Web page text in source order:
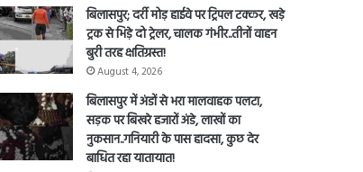
बिलासपुर; दर्री मोड़ हाईवे पर ट्रिपल टक्कर, खड़े
ट्रक से भिड़े दो ट्रेलर, चालक गंभीर..तीनों वाहन
बुरी तरह क्षतिग्रस्त!
August 4, 2026
बिलासपुर में अंडों से भरा मालवाहक पलटा,
सड़क पर बिखरे हजारों अंडे, लाखों का
नुकसान..गनियारी के पास हादसा, कुछ देर
बाधित रहा यातायात!